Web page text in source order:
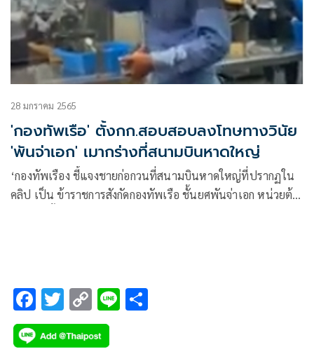
28 มกราคม 2565
'กองทัพเรือ' ตั้งกก.สอบสอบลงโทษทางวินัย
'พันจ่าเอก' เมากร่างที่สนามบินหาดใหญ่
‘กองทัพเรือง ชี้แจงชายก่อกวนที่สนามบินหาดใหญ่ที่ปรากฏใน
คลิป เป็น ข้าราชการสังกัดกองทัพเรือ ชั้นยศพันจ่าเอก หน่วยต้น
F
ac
e
T
wi
tt
C
o
p
Li